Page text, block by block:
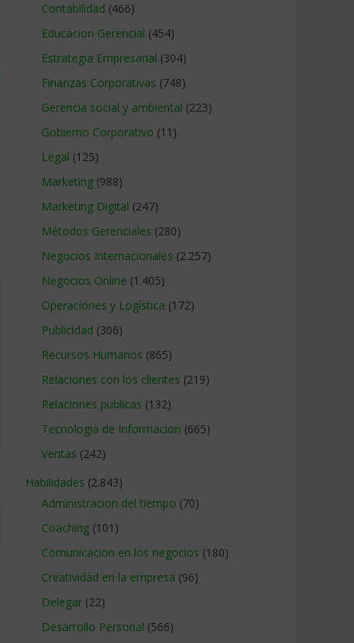
Contabilidad (466)
Educacion Gerencial (454)
Estrategia Empresarial (304)
Finanzas Corporativas (748)
Gerencia social y ambiental (223)
Gobierno Corporativo (11)
Legal (125)
Marketing (988)
Marketing Digital (247)
Métodos Gerenciales (280)
Negocios Internacionales (2.257)
Negocios Online (1.405)
Operaciones y Logística (172)
Publicidad (306)
Recursos Humanos (865)
Relaciones con los clientes (219)
Relaciones publicas (132)
Tecnologia de Informacion (665)
Ventas (242)
Habilidades (2.843)
Administracion del tiempo (70)
Coaching (101)
Comunicacion en los negocios (180)
Creatividad en la empresa (96)
Delegar (22)
Desarrollo Personal (566)